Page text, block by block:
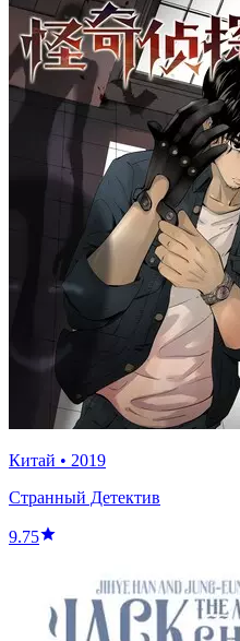
Китай • 2019
Странный Детектив
9.75